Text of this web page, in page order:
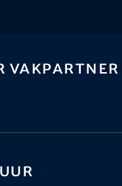
vakpartner